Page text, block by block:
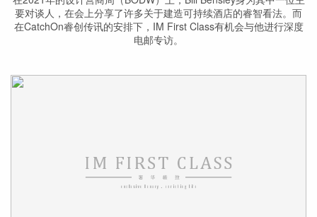
要对谈人，在会上分享了许多关于建造可持续酒店的睿智看法。而
在CatchOn睿创传讯的安排下，IM First Class有机会与他进行深度
电邮专访。